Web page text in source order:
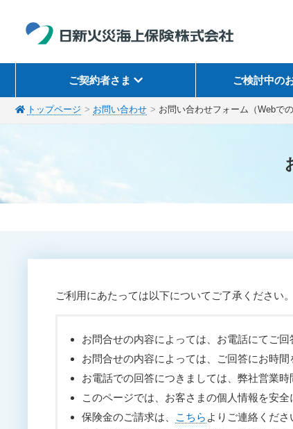
ご契約者さま ご検討中の
トップページ お問い合わせ お問い合わせフォーム（Webで
ご利用にあたっては以下についてご了承ください。
お問合せの内容によっては、お電話にてご
お問合せの内容によっては、ご回答にお時間
お電話での回答につきましては、弊社営業時
このページでは、お客さまの個人情報を安
保険金のご請求は、
こちら よりご連絡くださ